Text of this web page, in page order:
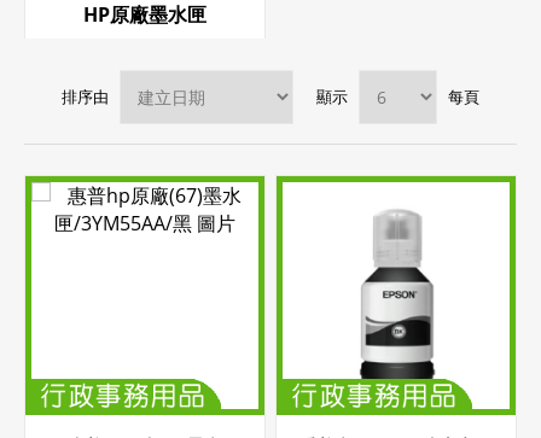
HP原廠墨水匣
排序由 顯示 每頁